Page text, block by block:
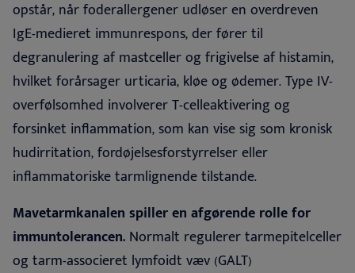
opstår, når foderallergener udløser en overdreven
IgE-medieret immunrespons, der fører til
degranulering af mastceller og frigivelse af histamin,
hvilket forårsager urticaria, kløe og ødemer. Type IV-
overfølsomhed involverer T-celleaktivering og
forsinket inflammation, som kan vise sig som kronisk
hudirritation, fordøjelsesforstyrrelser eller
inflammatoriske tarmlignende tilstande.
Mavetarmkanalen spiller en afgørende rolle for
immuntolerancen. Normalt regulerer tarmepitelceller
og tarm-associeret lymfoidt væv (GALT)